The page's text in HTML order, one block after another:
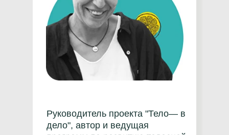
Руководитель проекта "Тело— в
дело", автор и ведущая